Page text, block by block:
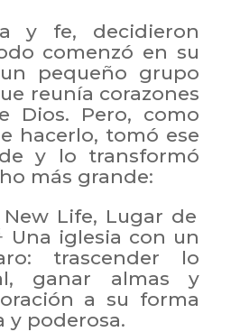
y fe, decidieron
comenzó en su
pequeño grupo
reunía corazones
Dios. Pero, como
hacerlo, tomó ese
y lo transformó
más grande:
Life, Lugar de
Una iglesia con un
trascender lo
ganar almas y
a su forma
y poderosa.